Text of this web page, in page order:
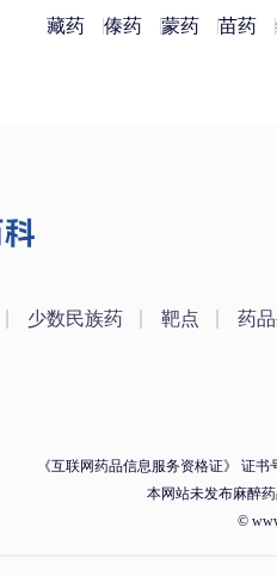
藏药 傣药 蒙药 苗药
少数民族药 靶点 药
《互联网药品信息服务资格证》 证书
本网站未发布麻醉
©